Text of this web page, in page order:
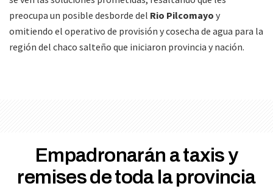
preocupa un posible desborde del Rio Pilcomayo y
omitiendo el operativo de provisión y cosecha de agua para la
región del chaco salteño que iniciaron provincia y nación.
Empadronarán a taxis y
remises de toda la provincia